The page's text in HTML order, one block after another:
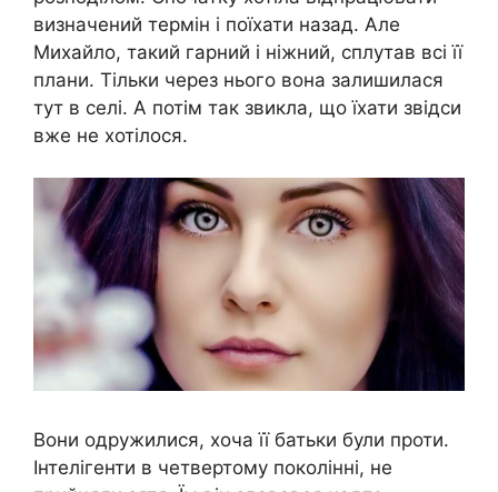
визначений термін і поїхати назад. Але
Михайло, такий гарний і ніжний, сплутав всі її
плани. Тільки через нього вона залишилася
тут в селі. А потім так звикла, що їхати звідси
вже не хотілося.
Вони одружилися, хоча її батьки були проти.
Інтелігенти в четвертому поколінні, не